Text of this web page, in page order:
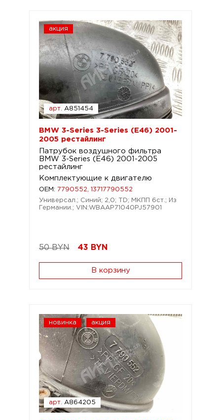
акция
арт. A851454
BMW 3-Series 3-Series (E46) 2001-
2005 рестайлинг
Патрубок воздушного фильтра
BMW 3-Series (E46) 2001-2005
рестайлинг
Комплектующие к двигателю
OEM:
7790552, 13717790552
Универсал.; Синий; 2,0; TD; МКПП 6ст.; Из
Германии.; VIN:WBAAP71040PJ57901
50 BYN 43 BYN
В корзину
новинка акция
арт. A864205